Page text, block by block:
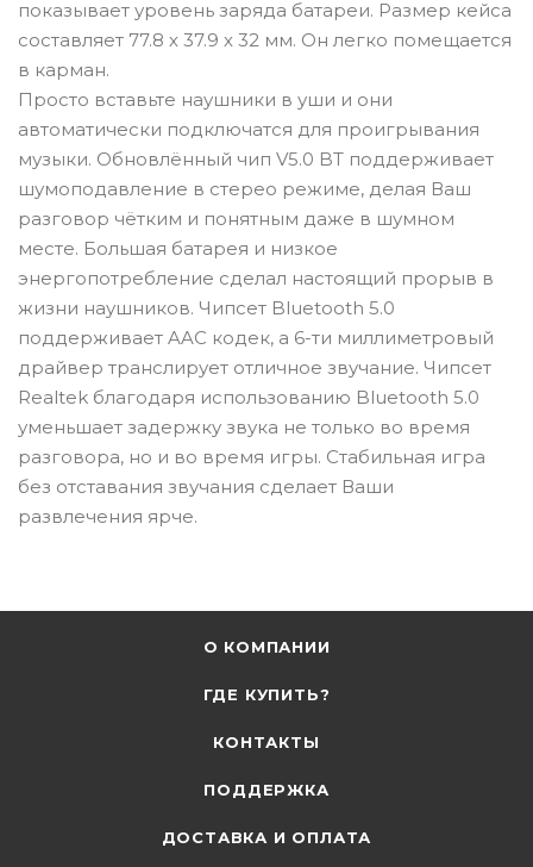
показывает уровень заряда батареи. Размер кейса
составляет 77.8 х 37.9 х 32 мм. Он легко помещается
в карман.
Просто вставьте наушники в уши и они
автоматически подключатся для проигрывания
музыки. Обновлённый чип V5.0 BT поддерживает
шумоподавление в стерео режиме, делая Ваш
разговор чётким и понятным даже в шумном
месте. Большая батарея и низкое
энергопотребление сделал настоящий прорыв в
жизни наушников. Чипсет Bluetooth 5.0
поддерживает AAC кодек, а 6-ти миллиметровый
драйвер транслирует отличное звучание. Чипсет
Realtek благодаря использованию Bluetooth 5.0
уменьшает задержку звука не только во время
разговора, но и во время игры. Стабильная игра
без отставания звучания сделает Ваши
развлечения ярче.
О КОМПАНИИ
ГДЕ КУПИТЬ?
КОНТАКТЫ
ПОДДЕРЖКА
ДОСТАВКА И ОПЛАТА